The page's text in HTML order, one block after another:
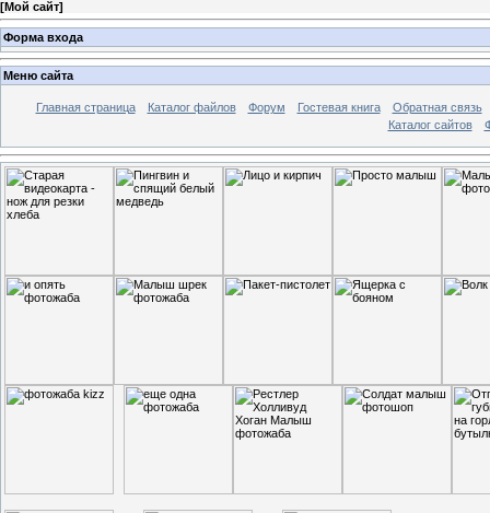
[Мой сайт]
Форма входа
Меню сайта
Главная страница Каталог файлов Форум Гостевая книга
Обратная связь
Каталог сайтов